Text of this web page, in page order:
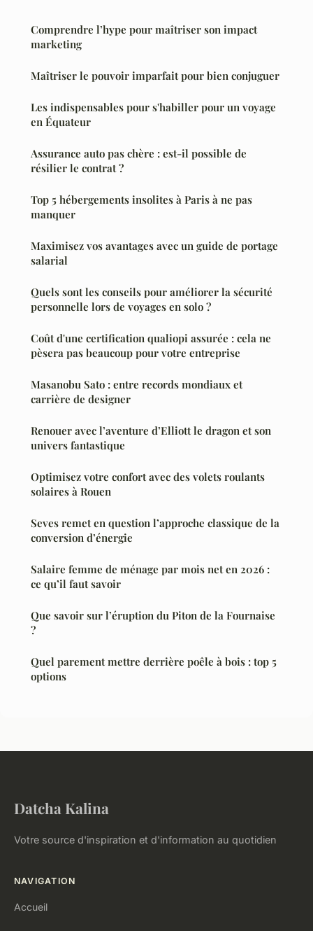
Comprendre l’hype pour maîtriser son impact
marketing
Maîtriser le pouvoir imparfait pour bien conjuguer
Les indispensables pour s'habiller pour un voyage
en Équateur
Assurance auto pas chère : est-il possible de
résilier le contrat ?
Top 5 hébergements insolites à Paris à ne pas
manquer
Maximisez vos avantages avec un guide de portage
salarial
Quels sont les conseils pour améliorer la sécurité
personnelle lors de voyages en solo ?
Coût d'une certification qualiopi assurée : cela ne
pèsera pas beaucoup pour votre entreprise
Masanobu Sato : entre records mondiaux et
carrière de designer
Renouer avec l’aventure d’Elliott le dragon et son
univers fantastique
Optimisez votre confort avec des volets roulants
solaires à Rouen
Seves remet en question l’approche classique de la
conversion d’énergie
Salaire femme de ménage par mois net en 2026 :
ce qu’il faut savoir
Que savoir sur l’éruption du Piton de la Fournaise
?
Quel parement mettre derrière poêle à bois : top 5
options
Datcha Kalina
Votre source d'inspiration et d'information au quotidien
NAVIGATION
Accueil